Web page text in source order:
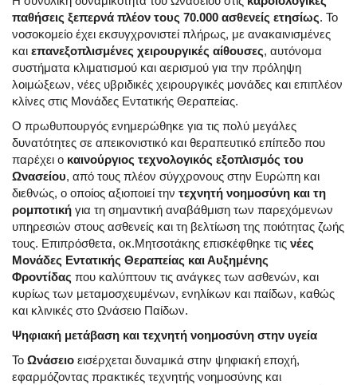
παθήσεις ξεπερνά πλέον τους 70.000 ασθενείς ετησίως. Το
νοσοκομείο έχει εκσυγχρονιστεί πλήρως, με ανακαινισμένες
και επανεξοπλισμένες χειρουργικές αίθουσες, αυτόνομα
συστήματα κλιματισμού και αερισμού για την πρόληψη
λοιμώξεων, νέες υβριδικές χειρουργικές μονάδες και επιπλέον
κλίνες στις Μονάδες Εντατικής Θεραπείας.
Ο πρωθυπουργός ενημερώθηκε για τις πολύ μεγάλες
δυνατότητες σε απεικονιστικό και θεραπευτικό επίπεδο που
παρέχει ο καινούργιος τεχνολογικός εξοπλισμός του
Ωνασείου, από τους πλέον σύγχρονους στην Ευρώπη και
διεθνώς, ο οποίος αξιοποιεί την τεχνητή νοημοσύνη και τη
ρομποτική για τη σημαντική αναβάθμιση των παρεχόμενων
υπηρεσιών στους ασθενείς και τη βελτίωση της ποιότητας ζωής
τους. Επιπρόσθετα, οκ.Μητσοτάκης επισκέφθηκε τις νέες
Μονάδες Εντατικής Θεραπείας και Αυξημένης
Φροντίδας που καλύπτουν τις ανάγκες των ασθενών, και
κυρίως των μεταμοσχευμένων, ενηλίκων και παίδων, καθώς
και κλινικές στο Ωνάσειο Παίδων.
Ψηφιακή μετάβαση και τεχνητή νοημοσύνη στην υγεία
Το Ωνάσειο εισέρχεται δυναμικά στην ψηφιακή εποχή,
εφαρμόζοντας πρακτικές τεχνητής νοημοσύνης και